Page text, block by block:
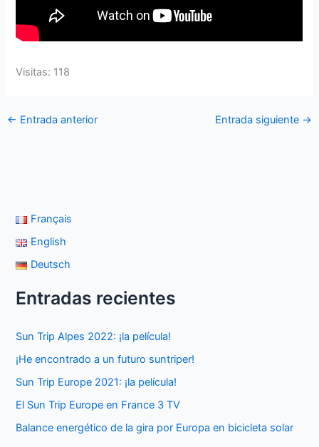
Visitas: 118
← Entrada anterior Entrada siguiente →
Français
English
Deutsch
Entradas recientes
Sun Trip Alpes 2022: ¡la película!
¡He encontrado a un futuro suntriper!
Sun Trip Europe 2021: ¡la película!
El Sun Trip Europe en France 3 TV
Balance energético de la gira por Europa en bicicleta solar